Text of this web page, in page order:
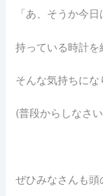
「あ、そうか今
持っている時計を
そんな気持ちにな
(普段からしなさ
ぜひみなさんも頭